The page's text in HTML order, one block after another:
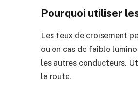
Pourquoi utiliser
Les feux de croisement
ou en cas de faible
les autres conducteurs.
la route.